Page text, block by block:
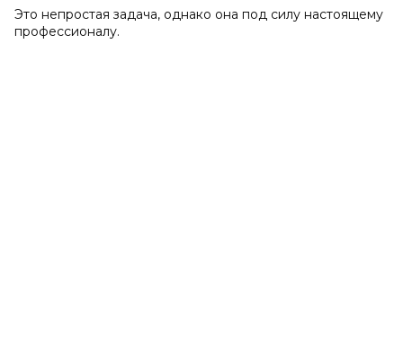
Это непростая задача, однако она под силу настоящему
профессионалу.